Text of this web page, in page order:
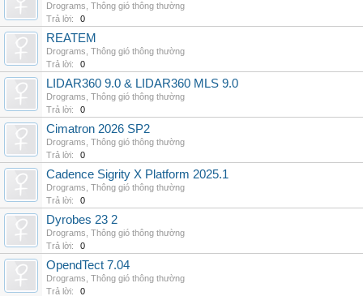
Drograms Thông gió thông thường
Trả lời:
0
REATEM
Drograms Thông gió thông thường
Trả lời:
0
LIDAR360 9.0 & LIDAR360 MLS 9.0
Drograms Thông gió thông thường
Trả lời:
0
Cimatron 2026 SP2
Drograms Thông gió thông thường
Trả lời:
0
Cadence Sigrity X Platform 2025.1
Drograms Thông gió thông thường
Trả lời:
0
Dyrobes 23 2
Drograms Thông gió thông thường
Trả lời:
0
OpendTect 7.04
Drograms Thông gió thông thường
Trả lời:
0